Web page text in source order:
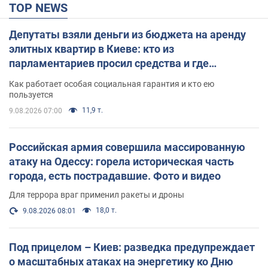
TOP NEWS
Депутаты взяли деньги из бюджета на аренду
элитных квартир в Киеве: кто из
парламентариев просил средства и где
поселился
Как работает особая социальная гарантия и кто ею
пользуется
9.08.2026 07:00 11,9 т.
Российская армия совершила массированную
атаку на Одессу: горела историческая часть
города, есть пострадавшие. Фото и видео
Для террора враг применил ракеты и дроны
9.08.2026 08:01 18,0 т.
Под прицелом – Киев: разведка предупреждает
о масштабных атаках на энергетику ко Дню